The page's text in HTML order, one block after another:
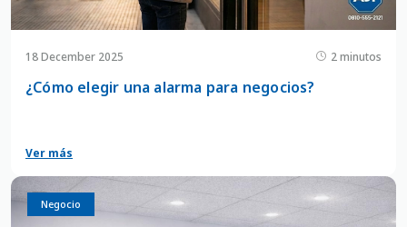
18 December 2025 2 minutos
¿Cómo elegir una alarma para negocios?
Ver más
Negocio